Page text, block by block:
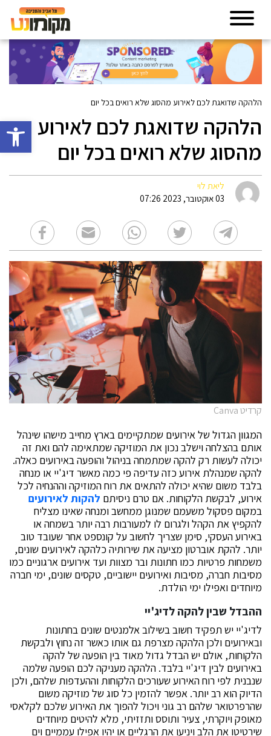
פתח
הלהקה שדואגת לכם לאירוע מהסוג שלא רואים בכל יום
הלהקה שדואגת לכם לאירוע
מהסוג שלא רואים בכל יום
ליאת לוי
03 אוקטובר, 2023 07:26
קרדיט Canva
המגוון הגדול של אירועים שמתקיימים בארץ מחייב מישהו שינהל
אותם בהצלחה וישלב נכון את המוזיקה שמתאימה להם ואת זה
יכולה לעשות רק להקה שמתמחה בניהול והופעה באירועים כאלה.
להקה שמנהלת אירוע כזה עדיפה פי כמה מאשר דיג'יי או מנחה
בלבד משום שהיא יכולה להתאים את רוח המוזיקה וההנחיה לכל
אירוע, לבקשת הלקוחות. אם טרם ניסיתם להקות לאירועים
במקום פסקול משעמם שמנוגן ממחשב ומנחה שאינו מצליח
להקפיץ את הקהל ולגרום לו למעורבות רבה יותר בשמחה או
באירוע העסקי, סימן שצריך לחשוב על קונספט אחר שעובד טוב
יותר. להקת אוברטון מציעה את שירותיה כלהקה לאירועים שונים,
משמחות פרטיות כמו חתונות ובר מצוות ועד אירועים ארגוניים כמו
מסיבות חברה, מסיבות ואירועים יישוביים, טקסים שונים, ימי חברה
מיוחדים ואפילו ימי הולדת.
ההבדל שבין להקה לדיג'יי
לדיג'יי יש תפקיד חשוב בשילוב אלמנטים שונים בחתונות
ובאירועים ולכן הלהקה מצרפת גם אותו כאשר זה נחוץ ולבקשת
הלקוחות, אולם יש הבדל גדול מאוד בין הופעה של להקה
באירועים לבין דיג'יי בלבד. הלהקה מעניקה לכם הופעה שלמה
שנבנית לפי רוח האירוע שעורכים הלקוחות וההעדפות שלהם, ולכן
הדיוק הוא רב יותר. אפשר להזמין כל סוג של מוזיקה משום
שהרפרטואר שלהם רב גוני ויכול להפוך את האירוע שלכם לקלאסי
מאופק ויוקרתי, צעיר ותוסס ותזזיתי, מלא להיטים מיוחדים
שירטיטו את הלב ויניעו את הרגליים או יהיו אפילו עממיים וים